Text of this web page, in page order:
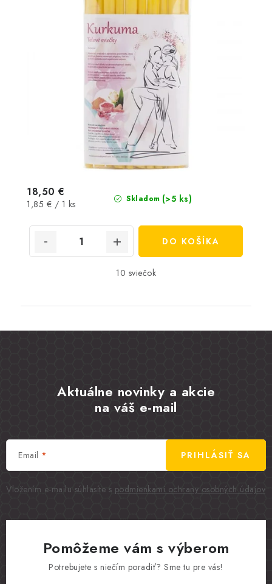
Skladom (>5 ks)
18,50 €
Jednotková
1,85 € / 1 ks
DO KOŠÍKA
10 sviečok
Aktuálne novinky a akcie
na váš e-mail
Email
Vložením e-mailu súhlasíte s podmienkami ochrany osobných údajov
PRIHLÁSIŤ SA
Pomôžeme vám s výberom
Potrebujete s niečím poradiť? Sme tu pre vás!